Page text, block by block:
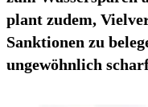
plant zudem,
Sanktionen zu
ungewöhnlich